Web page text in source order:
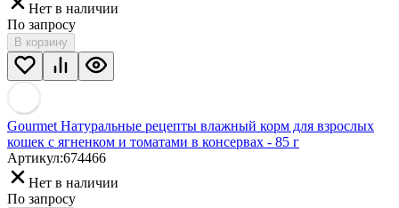
Нет в наличии
По запросу
В корзину
Gourmet Натуральные рецепты влажный корм для взрослых
кошек с ягненком и томатами в консервах - 85 г
Артикул:674466
Нет в наличии
По запросу